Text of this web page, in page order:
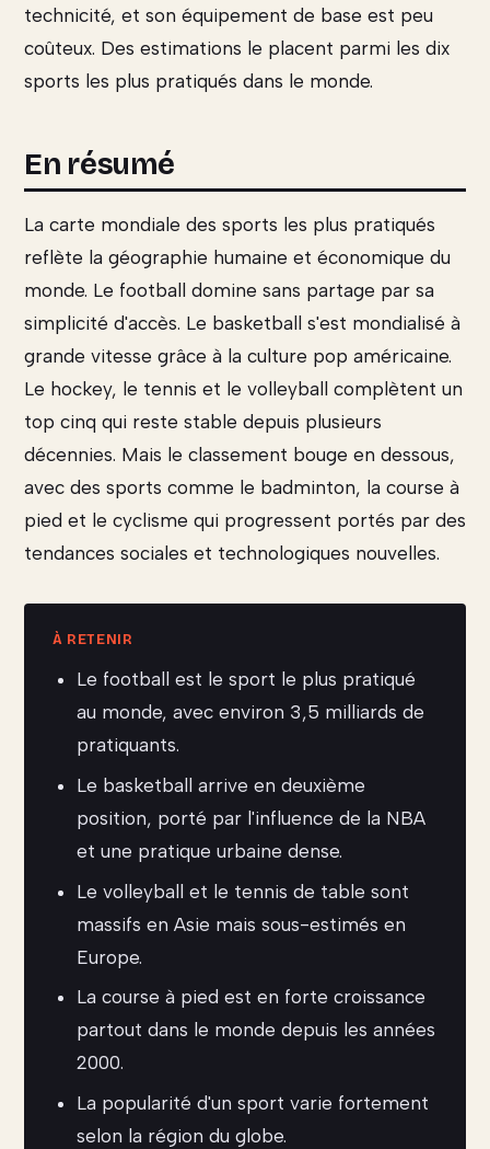
technicité, et son équipement de base est peu
coûteux. Des estimations le placent parmi les dix
sports les plus pratiqués dans le monde.
En résumé
La carte mondiale des sports les plus pratiqués
reflète la géographie humaine et économique du
monde. Le football domine sans partage par sa
simplicité d'accès. Le basketball s'est mondialisé à
grande vitesse grâce à la culture pop américaine.
Le hockey, le tennis et le volleyball complètent un
top cinq qui reste stable depuis plusieurs
décennies. Mais le classement bouge en dessous,
avec des sports comme le badminton, la course à
pied et le cyclisme qui progressent portés par des
tendances sociales et technologiques nouvelles.
Le football est le sport le plus pratiqué
au monde, avec environ 3,5 milliards de
pratiquants.
Le basketball arrive en deuxième
position, porté par l'influence de la NBA
et une pratique urbaine dense.
Le volleyball et le tennis de table sont
massifs en Asie mais sous-estimés en
Europe.
La course à pied est en forte croissance
partout dans le monde depuis les années
2000.
La popularité d'un sport varie fortement
selon la région du globe.